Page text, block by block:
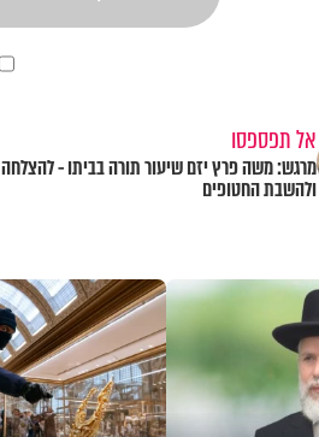
אל תפספסו
מרגש: משה פרץ יזם שיעור תורה בביתו - להצלחה
ולהשבת החטופים